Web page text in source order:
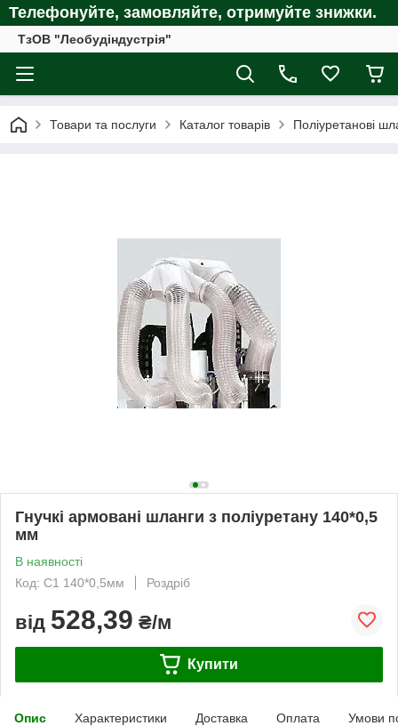
Телефонуйте, замовляйте, отримуйтезнижки.
ТзОВ "Леобудіндустрія"
Товари та послуги Каталог товарів Поліуретанові
Гнучкі армовані шланги з поліуретану 140*0,5
мм
В наявності
Код: С1 140*0,5мм
Роздріб
від 528,39 ₴/м
Купити
Опис Характеристики Доставка Оплата Умови